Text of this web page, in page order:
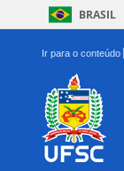
BRASIL
Ir para o conteúdo